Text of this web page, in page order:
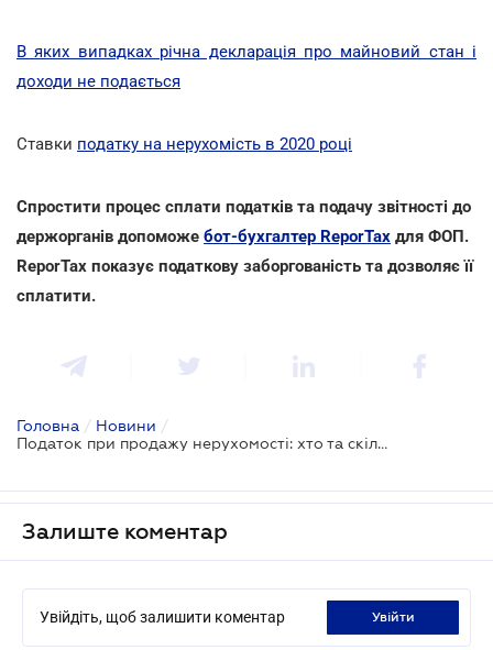
В яких випадках річна декларація про майновий стан і
доходи не подається
Ставки податку на нерухомість в 2020 році
Спростити процес сплати податків та подачу звітності до
держорганів допоможе бот-бухгалтер ReporTax для ФОП.
ReporTax показує податкову заборгованість та дозволяє її
cплатити.
Головна / Новини /
Податок при продажу нерухомості: хто та скільки має заплатити
Залиште коментар
Увійдіть, щоб залишити коментар увійти